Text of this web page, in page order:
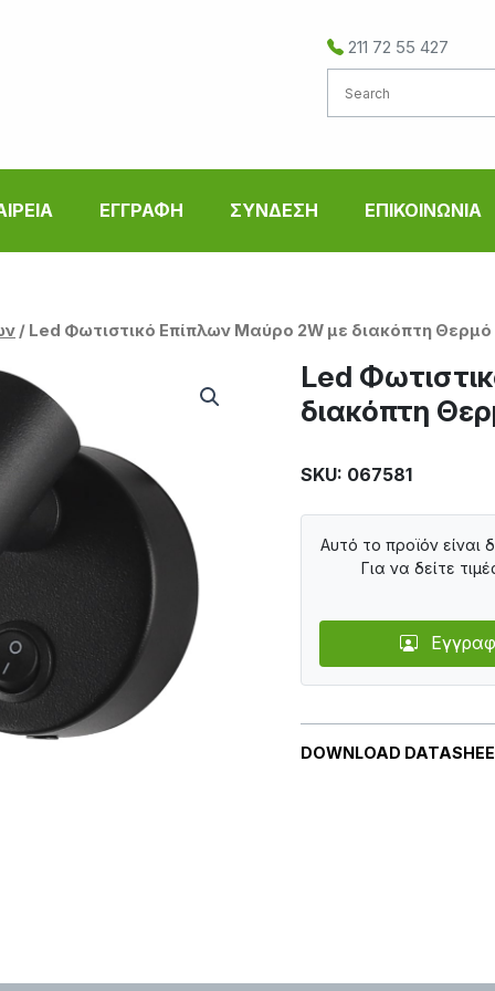
211 72 55 427
ΕΓΓΡΑΦΗ ΣΥΝΔΕΣΗ ΕΠΙΚΟΙΝΩΝΙΑ
/ Led Φωτιστικό Επίπλων Μαύρο 2W με διακόπτη
Led
διακόπτη
SKU: 067581
DOWNLOAD
Αυτό το προϊόν είναι
Για να δείτε